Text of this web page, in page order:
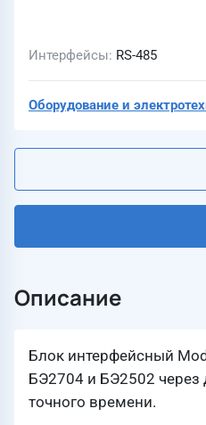
Интерфейсы RS-485
Оборудование и
Описание
Блок интерфейсный
БЭ2704 и БЭ2502 через
точного времени.